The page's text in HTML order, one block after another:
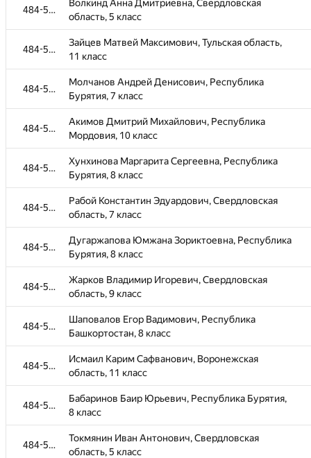
484-585
Волкинд Анна Дмитриевна, Свердловская
область, 5 класс
484-585
Зайцев Матвей Максимович, Тульская область,
11 класс
484-585
Молчанов Андрей Денисович, Республика
Бурятия, 7 класс
484-585
Акимов Дмитрий Михайлович, Республика
Мордовия, 10 класс
484-585
Хунхинова Маргарита Сергеевна, Республика
Бурятия, 8 класс
484-585
Рабой Константин Эдуардович, Свердловская
область, 7 класс
484-585
Дугаржапова Юмжана Зориктоевна, Республика
Бурятия, 8 класс
484-585
Жарков Владимир Игоревич, Свердловская
область, 9 класс
484-585
Шаповалов Егор Вадимович, Республика
Башкортостан, 8 класс
484-585
Исмаил Карим Сафванович, Воронежская
область, 11 класс
484-585
Бабаринов Баир Юрьевич, Республика Бурятия,
8 класс
484-585
Токмянин Иван Антонович, Свердловская
область, 5 класс
№ Участник
Камалов Артём Маратович, Свердловская
область, 5 класс
Новоселов Ефим Александрович, Республика
Татарстан, 11 класс
Корниенко Пётр Александрович, г. Москва, 11
класс
Константинова София Вячеславовна,
Свердловская область, 8 класс